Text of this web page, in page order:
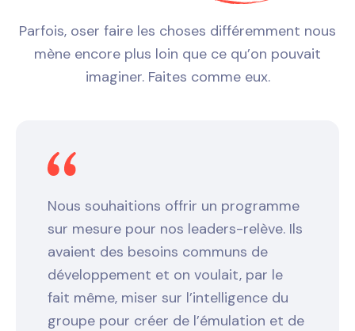
Parfois, oser faire les choses différemment nous
mène encore plus loin que ce qu’on pouvait
imaginer. Faites comme eux.
Nous souhaitions offrir un programme
sur mesure pour nos leaders-relève. Ils
avaient des besoins communs de
développement et on voulait, par le
fait même, miser sur l’intelligence du
groupe pour créer de l’émulation et de